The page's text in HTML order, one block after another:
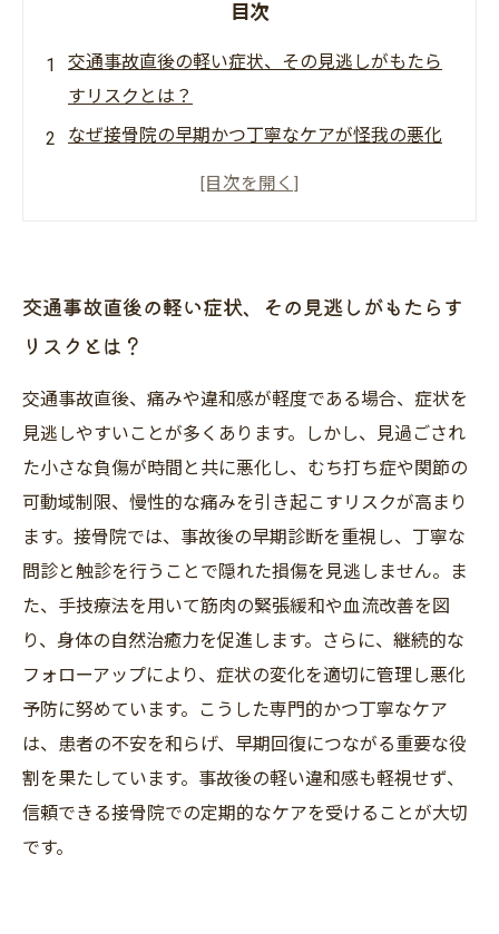
目次
交通事故直後の軽い症状、その見逃しがもたら
すリスクとは？
なぜ接骨院の早期かつ丁寧なケアが怪我の悪化
添う接骨院の取り組み
安心して通える接骨院選びのポイントと交通事
故後の回復事例
交通事故後の怪我悪化を防ぐために知っておく
べき注意点とは？
接骨院が導く自然治癒力の引き出し方と回復へ
の道筋
交通事故直後の軽い症状、その見逃しがもたらす
リスクとは？
交通事故直後、痛みや違和感が軽度である場合、症状を
見逃しやすいことが多くあります。しかし、見過ごされ
た小さな負傷が時間と共に悪化し、むち打ち症や関節の
可動域制限、慢性的な痛みを引き起こすリスクが高まり
ます。接骨院では、事故後の早期診断を重視し、丁寧な
問診と触診を行うことで隠れた損傷を見逃しません。ま
た、手技療法を用いて筋肉の緊張緩和や血流改善を図
り、身体の自然治癒力を促進します。さらに、継続的な
フォローアップにより、症状の変化を適切に管理し悪化
予防に努めています。こうした専門的かつ丁寧なケア
は、患者の不安を和らげ、早期回復につながる重要な役
割を果たしています。事故後の軽い違和感も軽視せず、
信頼できる接骨院での定期的なケアを受けることが大切
です。